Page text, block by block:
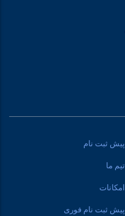
پیش ثبت نام
تیم ما
امکانات
پیش ثبت نام فوری